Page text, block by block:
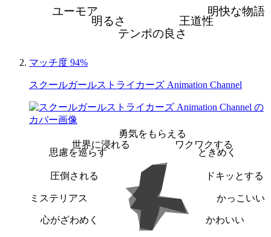
明快な物語
王道性
テンポの良さ
明るさ
ユーモア
マッチ度 94%
スクールガールストライカーズ Animation Channel
勇気をもらえる
ワクワクする
ときめく
ドキッとする
かっこいい
かわいい
心がざわめく
ミステリアス
圧倒される
思慮を巡らす
世界に浸れる